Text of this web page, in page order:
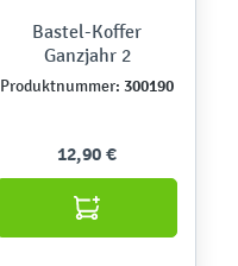
Bastel-Koffer
Ganzjahr 2
Produktnummer: 300190
12,90 €